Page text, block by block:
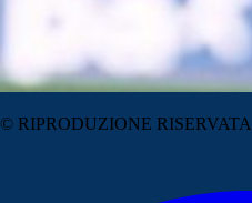
© RIPRODUZIONE RISERVATA